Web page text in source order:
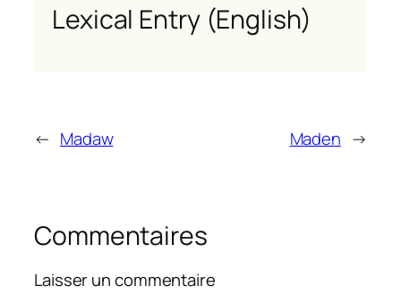
Lexical Entry (English)
← Madaw Maden →
Commentaires
Laisser un commentaire